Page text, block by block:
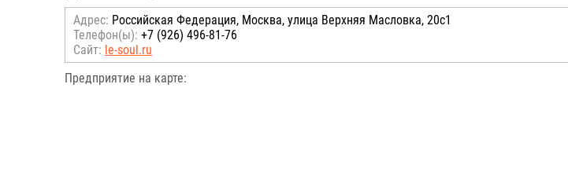
Адрес: Российcкая Федерация, Москва, улица Верхняя Масловка, 20с1
Телефон(ы): +7 (926) 496-81-76
Сайт: le-soul.ru
Предприятие на карте: